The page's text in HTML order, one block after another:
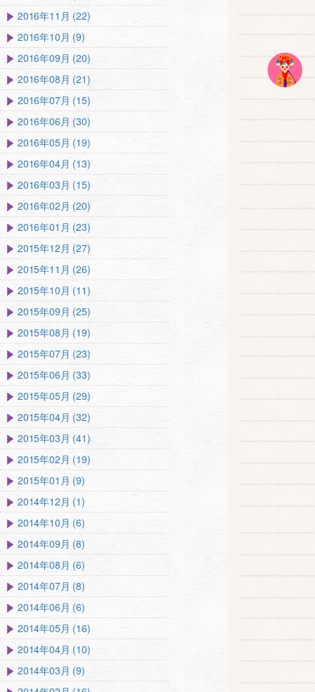
2016年11月 (22)
2016年10月 (9)
2016年09月 (20)
2016年08月 (21)
2016年07月 (15)
2016年06月 (30)
2016年05月 (19)
2016年04月 (13)
2016年03月 (15)
2016年02月 (20)
2016年01月 (23)
2015年12月 (27)
2015年11月 (26)
2015年10月 (11)
2015年09月 (25)
2015年08月 (19)
2015年07月 (23)
2015年06月 (33)
2015年05月 (29)
2015年04月 (32)
2015年03月 (41)
2015年02月 (19)
2015年01月 (9)
2014年12月 (1)
2014年10月 (6)
2014年09月 (8)
2014年08月 (6)
2014年07月 (8)
2014年06月 (6)
2014年05月 (16)
2014年04月 (10)
2014年03月 (9)